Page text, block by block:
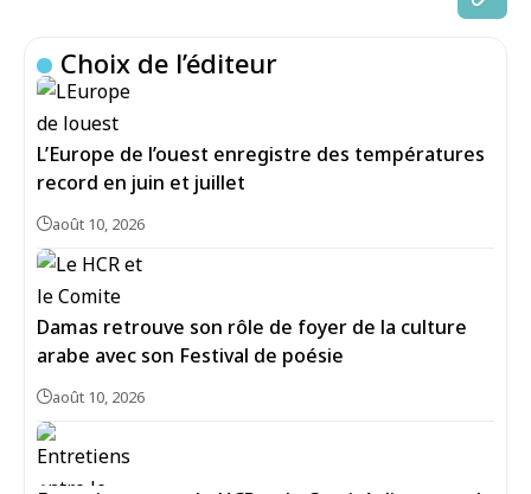
Choix de l’éditeur
L’Europe de l’ouest enregistre des températures
record en juin et juillet
août 10, 2026
Damas retrouve son rôle de foyer de la culture
arabe avec son Festival de poésie
août 10, 2026